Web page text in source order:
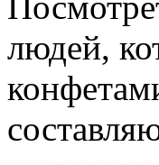
людей,